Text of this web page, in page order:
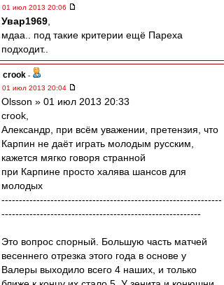
01 июл 2013 20:06
Увар1969
мдаа.. под такие критерии ещё Пареха
подходит..
crook -
01 июл 2013 20:04
Olsson » 01 июл 2013 20:33
crook,
Александр, при всём уважении, претензия, что
Карпин не даёт играть молодым русским,
кажется мягко говоря странной
при Карпине просто халява шансов для
молодых
---------------------------------------------------------------
---------------------------------------------------------
Это вопрос спорный. Большую часть матчей
весеннего отрезка этого года в основе у
Валеры выходило всего 4 наших, и только